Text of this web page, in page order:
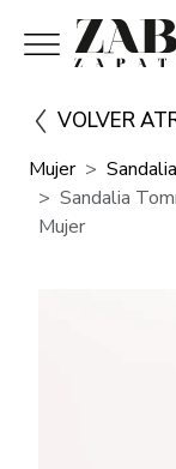
VOLVER
Mujer
Sandalia
Mujer